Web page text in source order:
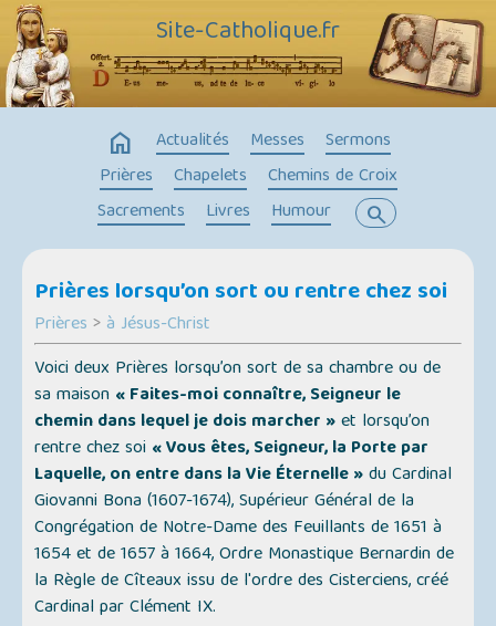
Site-Catholique.fr
home Actualités Messes
Sermons
Prières
Chapelets
Chemins de Croix
Sacrements
Livres Humour search
Prières lorsqu’on sort ou rentre chez soi
Prières > à Jésus-Christ
Voici deux Prières lorsqu’on sort de sa chambre ou de
sa maison « Faites-moi connaître, Seigneur le
chemin dans lequel je dois marcher »et lorsqu’on
rentre chez soi « Vous êtes, Seigneur, la Porte par
Laquelle, on entre dans la Vie Éternelle »du Cardinal
Giovanni Bona (1607-1674), Supérieur Général de la
Congrégation de Notre-Dame des Feuillants de 1651 à
1654 et de 1657 à 1664, Ordre Monastique Bernardin de
la Règle de Cîteaux issu de l'ordre des Cisterciens, créé
Cardinal par Clément IX.